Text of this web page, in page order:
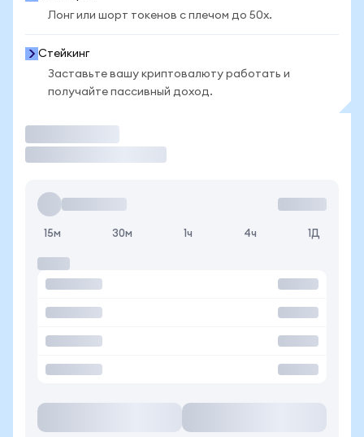
Лонг или шорт токенов с плечом до 50x.
Стейкинг
Заставьте вашу криптовалюту работать и
получайте пассивный доход.
15м 30м 1ч 4ч 1Д